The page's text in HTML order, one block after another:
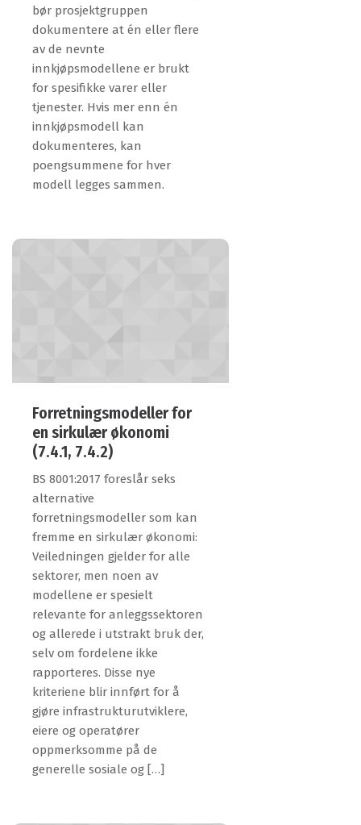
bør prosjektgruppen
dokumentere at én eller flere
av de nevnte
innkjøpsmodellene er brukt
for spesifikke varer eller
tjenester. Hvis mer enn én
innkjøpsmodell kan
dokumenteres, kan
poengsummene for hver
modell legges sammen.
Forretningsmodeller for
en sirkulær økonomi
(7.4.1, 7.4.2)
BS 8001:2017 foreslår seks
alternative
forretningsmodeller som kan
fremme en sirkulær økonomi:
Veiledningen gjelder for alle
sektorer, men noen av
modellene er spesielt
relevante for anleggssektoren
og allerede i utstrakt bruk der,
selv om fordelene ikke
rapporteres. Disse nye
kriteriene blir innført for å
gjøre infrastrukturutviklere,
eiere og operatører
oppmerksomme på de
generelle sosiale og […]